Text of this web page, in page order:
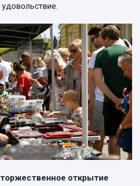
торжественное открытие